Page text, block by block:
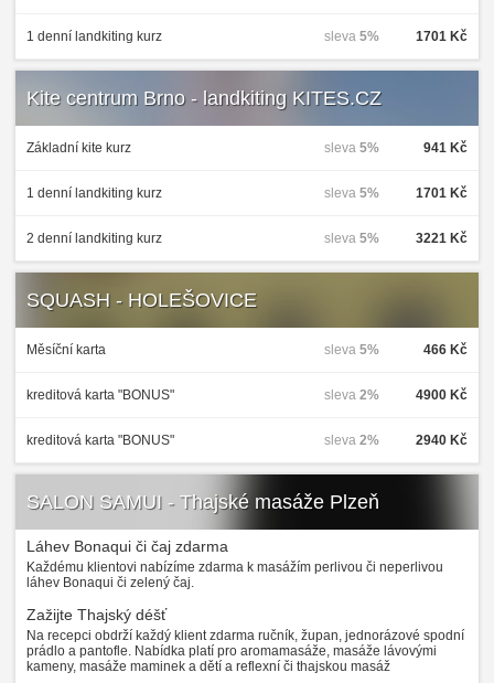
1 denní landkiting kurz 1701 Kč
sleva 5%
Kite centrum Brno - landkiting KITES.CZ
Základní kite kurz 941 Kč
sleva 5%
1 denní landkiting kurz 1701 Kč
sleva 5%
2 denní landkiting kurz 3221 Kč
sleva 5%
SQUASH - HOLEŠOVICE
Měsíční karta 466 Kč
sleva 5%
kreditová karta "BONUS" 4900 Kč
sleva 2%
kreditová karta "BONUS" 2940 Kč
sleva 2%
SALON SAMUI - Thajské masáže Plzeň
Láhev Bonaqui či čaj zdarma
Každému klientovi nabízíme zdarma k masážím perlivou či neperlivou
láhev Bonaqui či zelený čaj.
Zažijte Thajský déšť
Na recepci obdrží každý klient zdarma ručník, župan, jednorázové spodní
prádlo a pantofle. Nabídka platí pro aromamasáže, masáže lávovými
kameny, masáže maminek a dětí a reflexní či thajskou masáž